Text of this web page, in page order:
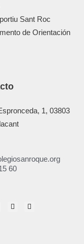
Sant Roc
de Orientación
1, 03803
60